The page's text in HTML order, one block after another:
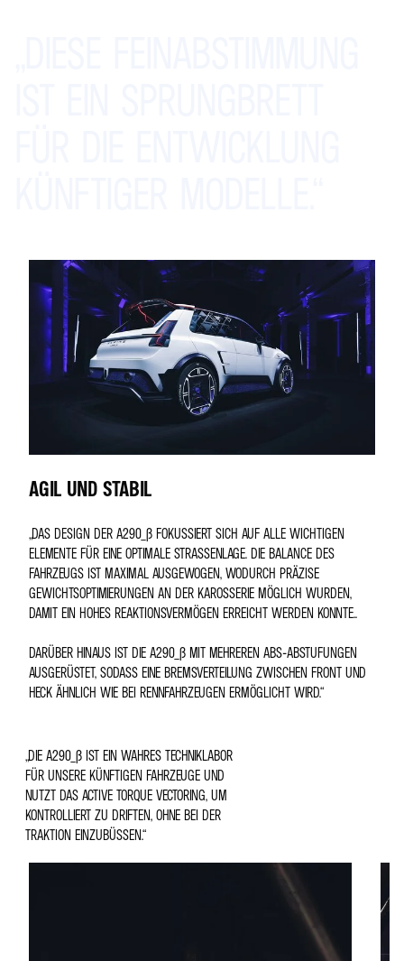
AGIL UND STABIL
„DAS DESIGN DER A290_Β FOKUSSIERT SICH AUF ALLE WICHTIGEN
ELEMENTE FÜR EINE OPTIMALE STRASSENLAGE. DIE BALANCE DES F
AHRZEUGS IST MAXIMAL AUSGEWOGEN, WODURCH PRÄZISE G
EWICHTSOPTIMIERUNGEN AN DER KAROSSERIE MÖGLICH WURDEN, D
AMIT EIN HOHES REAKTIONSVERMÖGEN ERREICHT WERDEN KONNTE..
DARÜBER HINAUS IST DIE A290_Β MIT MEHREREN ABS-ABSTUFUNGEN
AUSGERÜSTET, SODASS EINE BREMSVERTEILUNG ZWISCHEN FRONT UND
HECK ÄHNLICH WIE BEI RENNFAHRZEUGEN ERMÖGLICHT WIRD.“
„DIE A290_Β IST EIN WAHRES TECHNIKLABOR
FÜR UNSERE KÜNFTIGEN FAHRZEUGE UND
NUTZT DAS ACTIVE TORQUE VECTORING, UM
KONTROLLIERT ZU DRIFTEN, OHNE BEI DER
TRAKTION EINZUBÜSSEN.“